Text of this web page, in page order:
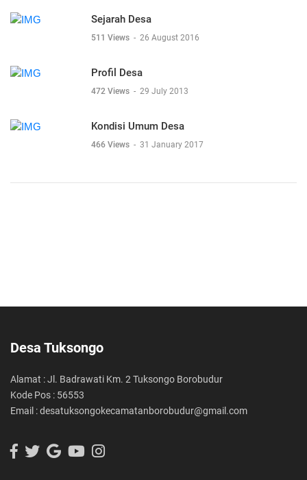
Sejarah Desa
511 Views - 26 August 2016
Profil Desa
472 Views - 29 July 2013
Kondisi Umum Desa
466 Views - 31 January 2017
Desa Tuksongo
Alamat : Jl. Badrawati Km. 2 Tuksongo Borobudur
Kode Pos : 56553
Email : desatuksongokecamatanborobudur@gmail.com